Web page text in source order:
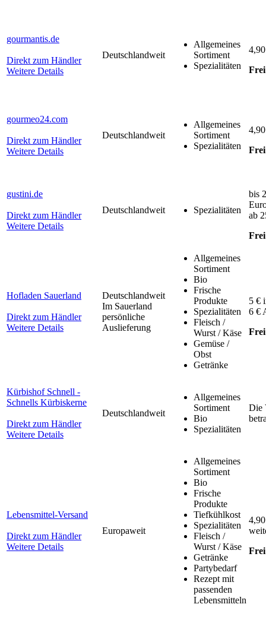
gourmantis.de
Direkt zum Händler
Weitere Details
Deutschlandweit
Allgemeines
Sortiment
Spezialitäten
gourmeo24.com
Direkt zum Händler
Weitere Details
Deutschlandweit
Allgemeines
Sortiment
Spezialitäten
gustini.de
Direkt zum Händler
Weitere Details
Deutschlandweit Spezialitäten
bis
ab
Hofladen Sauerland
Direkt zum Händler
Weitere Details
Deutschlandweit
Im Sauerland
persönliche
Auslieferung
Allgemeines
Sortiment
Bio
Frische
Produkte
Spezialitäten
Fleisch /
Wurst / Käse
Gemüse /
Obst
Getränke
5 €
6 €
Kürbishof Schnell -
Schnells Kürbiskerne
Direkt zum Händler
Weitere Details
Deutschlandweit
Allgemeines
Sortiment
Bio
Spezialitäten
Die
Lebensmittel-Versand
Direkt zum Händler
Weitere Details
Europaweit
Allgemeines
Sortiment
Bio
Frische
Produkte
Tiefkühlkost
Spezialitäten
Fleisch /
Wurst / Käse
Getränke
Partybedarf
Rezept mit
passenden
Lebensmitteln